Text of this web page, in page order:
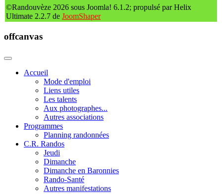
©Randouvèze 2026 sous Joomla! 6.1.2; propulsé par Helix
Ultimate 2.2.7 de JoomShaper
offcanvas
Accueil
Mode d'emploi
Liens utiles
Les talents
Aux photographes...
Autres associations
Programmes
Planning randonnées
C.R. Randos
Jeudi
Dimanche
Dimanche en Baronnies
Rando-Santé
Autres manifestations